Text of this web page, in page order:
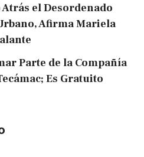
Atrás el Desordenado
Afirma Mariela
Parte de la Compañía
Es Gratuito